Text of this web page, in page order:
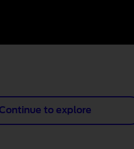
Continue to explore